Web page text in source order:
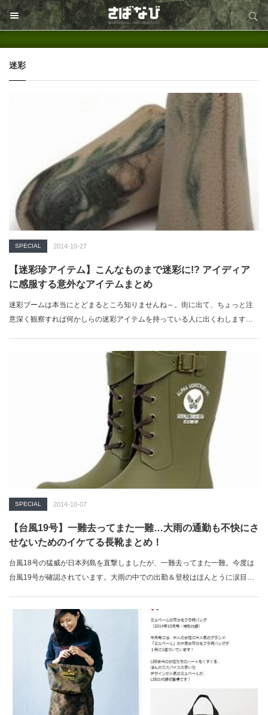
サイト内検索
迷彩
SPECIAL 2014-10-27
【迷彩珍アイテム】こんなものまで迷彩に!? アイディア
に感服する意外なアイテムまとめ
迷彩ブームは本当にとどまるところ知りませんね～。街に出て、ちょっと注
意深く観察すれば何かしらの迷彩アイテムを持っている人に出くわします。
SPECIAL 2014-10-07
【台風19号】一難去ってまた一難…大雨の通勤も不快にさ
せないためのイケてる長靴まとめ！
台風18号の猛威が日本列島を直撃しましたが、一難去ってまた一難。今度は
台風19号が確認されています。大雨の中での出勤＆登校はほんとうに涙目。
サイト内検索